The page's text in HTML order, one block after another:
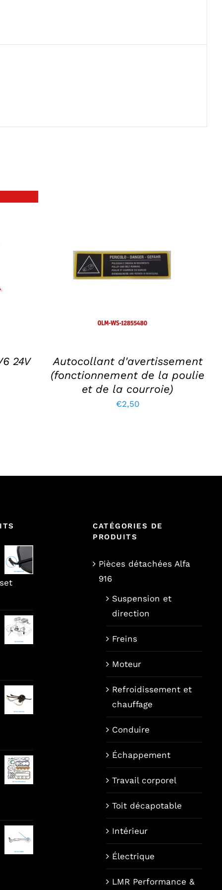
24V
AJOUTER AU PANIER DÉTAILS
Autocollant d'avertissement
(fonctionnement de la poulie
et de la courroie)
€2,50
CATÉGORIES DE
PRODUITS
Pièces détachées Alfa
916
Suspension et
direction
Freins
Moteur
Refroidissement et
chauffage
Conduire
Échappement
Travail corporel
Toit décapotable
Intérieur
Électrique
LMR Performance &